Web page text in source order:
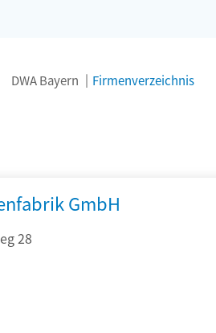
DWA Bayern Firmenverzeichnis
GmbH
28